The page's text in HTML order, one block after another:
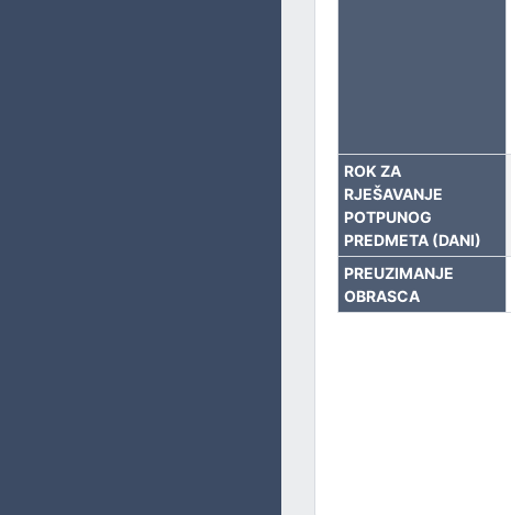
ROK ZA
RJEŠAVANJE
POTPUNOG
PREDMETA (DANI)
PREUZIMANJE
OBRASCA